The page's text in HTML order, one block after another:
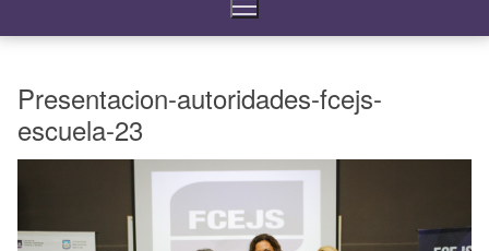
Presentacion-autoridades-fcejs-
escuela-23